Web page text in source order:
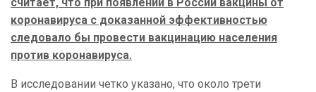
коронавируса с доказанной эффективностью
следовало бы провести вакцинацию населения
против коронавируса.
В исследовании четко указано, что около трети